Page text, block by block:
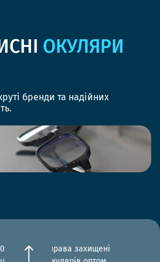
ОКУЛЯРИ
бренди та надійних
2026 Всі права захищені